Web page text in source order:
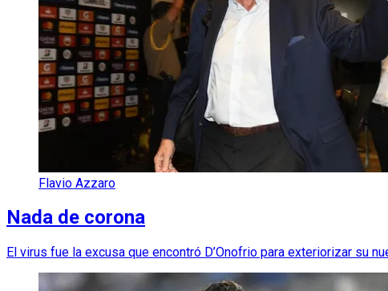
Flavio Azzaro
Nada de corona
El virus fue la excusa que encontró D’Onofrio para exteriorizar su